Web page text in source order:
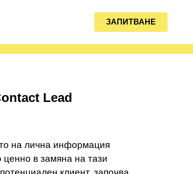
ЗАПИТВАНЕ
Lead
на лична информация
в замяна на тази